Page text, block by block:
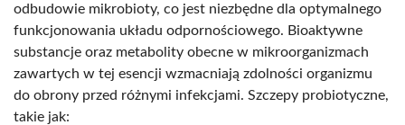
odbudowie mikrobioty, co jest niezbędne dla optymalnego
funkcjonowania układu odpornościowego. Bioaktywne
substancje oraz metabolity obecne w mikroorganizmach
zawartych w tej esencji wzmacniają zdolności organizmu
do obrony przed różnymi infekcjami. Szczepy probiotyczne,
takie jak: